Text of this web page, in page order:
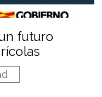
futuro